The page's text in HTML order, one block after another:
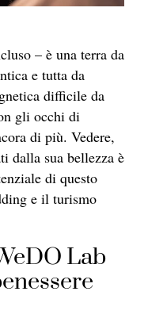
– è una terra da
e tutta da
difficile da
gli occhi di
di più. Vedere,
dalla sua bellezza è
di questo
e il turismo
Lab